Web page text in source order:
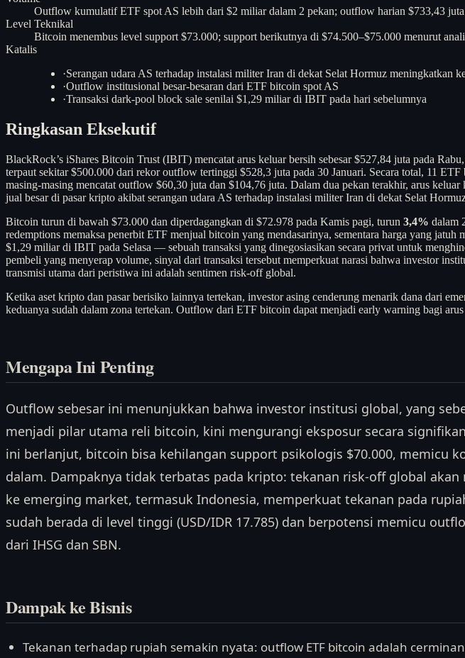
Outflow kumulatif ETF spot AS lebih dari $2 miliar dalam 2 pekan; outflow harian $733,43
Level Teknikal
Bitcoin menembus level support $73.000; support berikutnya di $74.500–$75.000 menurut
Katalis
·Serangan udara AS terhadap instalasi militer Iran di dekat Selat Hormuz meningkatkan
·Outflow institusional besar-besaran dari ETF bitcoin spot AS
·Transaksi dark-pool block sale senilai $1,29 miliar di IBIT pada hari sebelumnya
Ringkasan Eksekutif
BlackRock’s iShares Bitcoin Trust (IBIT) mencatat arus keluar bersih sebesar $527,84 juta pada
terpaut sekitar $500.000 dari rekor outflow tertinggi $528,3 juta pada 30 Januari. Secara total, 11
masing-masing mencatat outflow $60,30 juta dan $104,76 juta. Dalam dua pekan terakhir, arus
jual besar di pasar kripto akibat serangan udara AS terhadap instalasi militer Iran di dekat Selat
Bitcoin turun di bawah $73.000 dan diperdagangkan di $72.978 pada Kamis pagi, turun 3,4% dalam
redemptions memaksa penerbit ETF menjual bitcoin yang mendasarinya, sementara harga yang
$1,29 miliar di IBIT pada Selasa — sebuah transaksi yang dinegosiasikan secara privat untuk
pembeli yang menyerap volume, sinyal dari transaksi tersebut memperkuat narasi bahwa investor
transmisi utama dari peristiwa ini adalah sentimen risk-off global.
Ketika aset kripto dan pasar berisiko lainnya tertekan, investor asing cenderung menarik dana dari
keduanya sudah dalam zona tertekan. Outflow dari ETF bitcoin dapat menjadi early warning bagi
Mengapa Ini Penting
Outflow sebesar ini menunjukkan bahwa investor institusi global, yang
menjadi pilar utama reli bitcoin, kini mengurangi eksposur secara
ini berlanjut, bitcoin bisa kehilangan support psikologis $70.000, memicu
dalam. Dampaknya tidak terbatas pada kripto: tekanan risk-off global akan
ke emerging market, termasuk Indonesia, memperkuat tekanan pada
sudah berada di level tinggi (USD/IDR 17.785) dan berpotensi memicu
dari IHSG dan SBN.
Dampak ke Bisnis
Tekanan terhadap rupiah semakin nyata: outflow ETF bitcoin adalah